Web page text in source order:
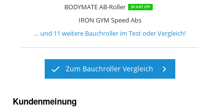
BODYMATE AB-Roller SPARTIPP
IRON GYM Speed Abs
… und 11 weitere Bauchroller im Test oder Vergleich!
Zum Bauchroller Vergleich
Kundenmeinung